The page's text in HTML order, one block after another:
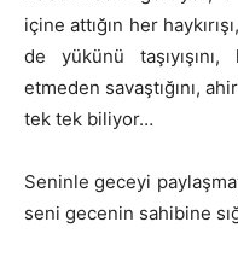
içine attığın her
de yükünü
etmeden savaştığını,
tek tek biliyor…
Seninle geceyi
seni gecenin sahibine